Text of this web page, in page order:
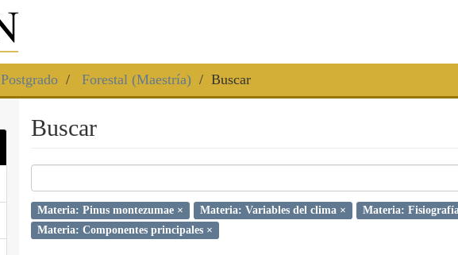
Postgrado Forestal (Maestría) Buscar
Buscar
Materia: Pinus montezumae × Materia: Variables del clima × Materia:
Materia: Componentes principales ×